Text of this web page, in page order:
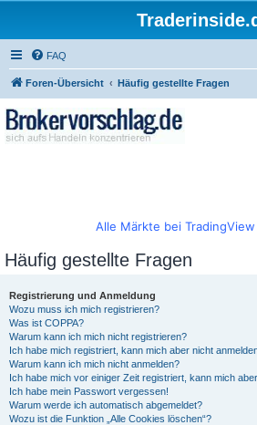
FAQ
Foren-Übersicht Häufig gestellte Fragen
Alle Märkte bei
Häufig gestellte Fragen
Registrierung und Anmeldung
Wozu muss ich mich registrieren?
Was ist COPPA?
Warum kann ich mich nicht registrieren?
Ich habe mich registriert, kann mich aber nicht
Warum kann ich mich nicht anmelden?
Ich habe mich vor einiger Zeit registriert, kann mich
Ich habe mein Passwort vergessen!
Warum werde ich automatisch abgemeldet?
Wozu ist die Funktion „Alle Cookies löschen“?